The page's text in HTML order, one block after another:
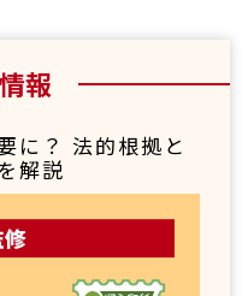
報
に？ 法的根拠と
解説